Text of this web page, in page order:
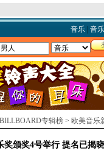
音乐| 音
专辑榜 > 欧美音乐
奖颁奖4号举行 提名已揭晓